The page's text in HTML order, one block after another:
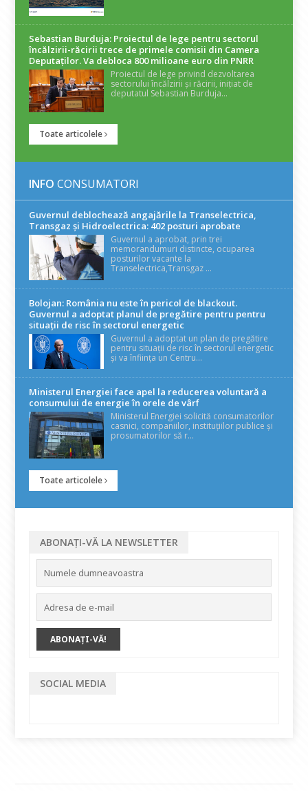
Sebastian Burduja: Proiectul de lege pentru sectorul
încălzirii-răcirii trece de primele comisii din Camera
Deputaților. Va debloca 800 milioane euro din PNRR
Proiectul de lege privind dezvoltarea
sectorului încălzirii și răcirii, inițiat de
deputatul Sebastian Burduja...
Toate articolele
INFO CONSUMATORI
Guvernul deblochează angajările la Transelectrica,
Transgaz și Hidroelectrica: 402 posturi aprobate
Guvernul a aprobat, prin trei
memorandumuri distincte, ocuparea
posturilor vacante la
Transelectrica,Transgaz ...
Bolojan: România nu este în pericol de blackout.
Guvernul a adoptat planul de pregătire pentru pentru
situații de risc în sectorul energetic
Guvernul a adoptat un plan de pregătire
pentru situații de risc în sectorul energetic
și va înființa un Centru...
Ministerul Energiei face apel la reducerea voluntară a
consumului de energie în orele de vârf
Ministerul Energiei solicită consumatorilor
casnici, companiilor, instituțiilor publice și
prosumatorilor să r...
Toate articolele
ABONAȚI-VĂ LA NEWSLETTER
SOCIAL MEDIA